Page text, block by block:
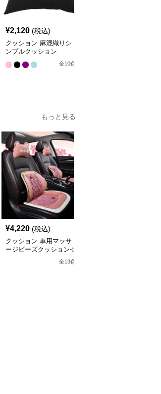
¥2,120 (税込)
クッション 麻混織りシ
ンプルクッション
全10色
もっと見る
¥4,220 (税込)
クッション 車用マッサ
ージビーズクッションセ
全13色